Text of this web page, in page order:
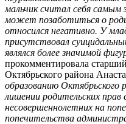
мальчик считал себя
может позаботиться о
относился негативно. У
присутствовал
являлся более значимой
прокомментировала
Октябрьского района
образованию Октябрьского
лишении родительских прав
несовершеннолетних на
попечительства